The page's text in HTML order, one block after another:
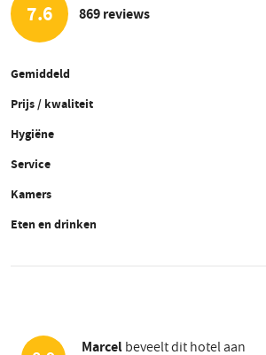
7.6 869 reviews
Gemiddeld
Prijs / kwaliteit
Hygiëne
Service
Kamers
Eten en drinken
Marcelbeveelt dit hotel aan